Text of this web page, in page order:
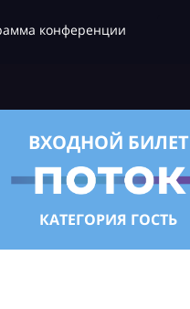
конференции
ВХОДНОЙ БИЛЕТ
КАТЕГОРИЯ ГОСТЬ